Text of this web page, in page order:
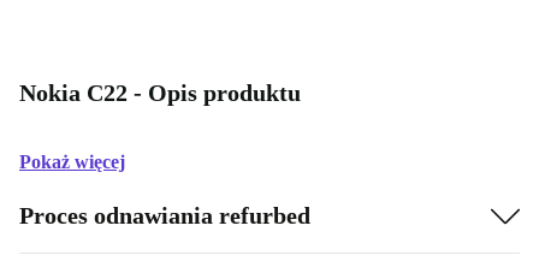
Nokia C22 - Opis produktu
Pokaż więcej
Proces odnawiania refurbed